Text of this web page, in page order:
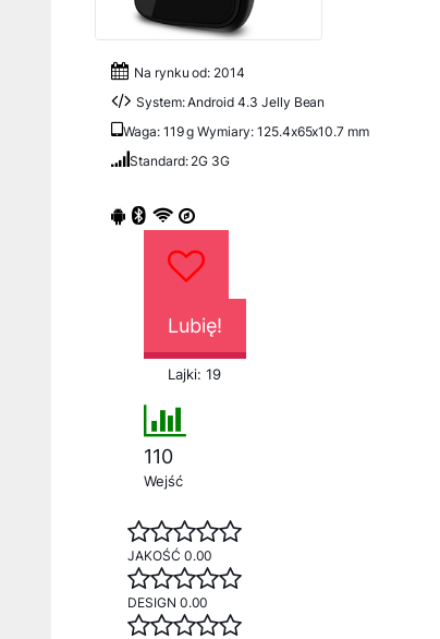
Na rynku od: 2014
System: Android 4.3 Jelly Bean
Waga: 119 g Wymiary: 125.4x65x10.7 mm
Standard: 2G 3G
Lubię!
Lajki: 19
110
Wejść
JAKOŚĆ 0.00
DESIGN 0.00